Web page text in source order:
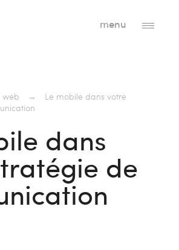
menu
web →
Le mobile dans votre
dans
de